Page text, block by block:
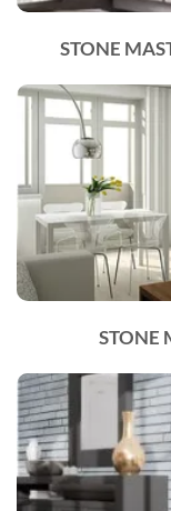
STONE
STONE